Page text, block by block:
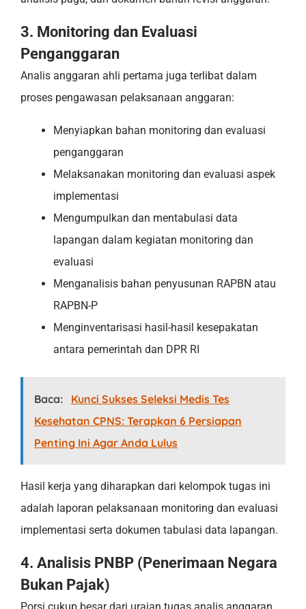
3. Monitoring dan Evaluasi
Penganggaran
Analis anggaran ahli pertama juga terlibat dalam
proses pengawasan pelaksanaan anggaran:
Menyiapkan bahan monitoring dan evaluasi
penganggaran
Melaksanakan monitoring dan evaluasi aspek
implementasi
Mengumpulkan dan mentabulasi data
lapangan dalam kegiatan monitoring dan
evaluasi
Menganalisis bahan penyusunan RAPBN atau
RAPBN-P
Menginventarisasi hasil-hasil kesepakatan
antara pemerintah dan DPR RI
Baca:
Kunci Sukses Seleksi Medis Tes
Kesehatan CPNS: Terapkan 6 Persiapan
Penting Ini Agar Anda Lulus
Hasil kerja yang diharapkan dari kelompok tugas ini
adalah laporan pelaksanaan monitoring dan evaluasi
implementasi serta dokumen tabulasi data lapangan.
4. Analisis PNBP (Penerimaan Negara
Bukan Pajak)
Porsi cukup besar dari uraian tugas analis anggaran